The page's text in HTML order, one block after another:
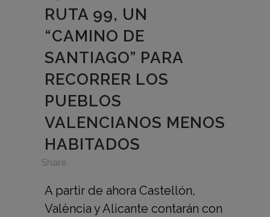
RUTA 99, UN
“CAMINO DE
SANTIAGO” PARA
RECORRER LOS
PUEBLOS
VALENCIANOS MENOS
HABITADOS
Share
A partir de ahora Castellón,
València y Alicante contarán con